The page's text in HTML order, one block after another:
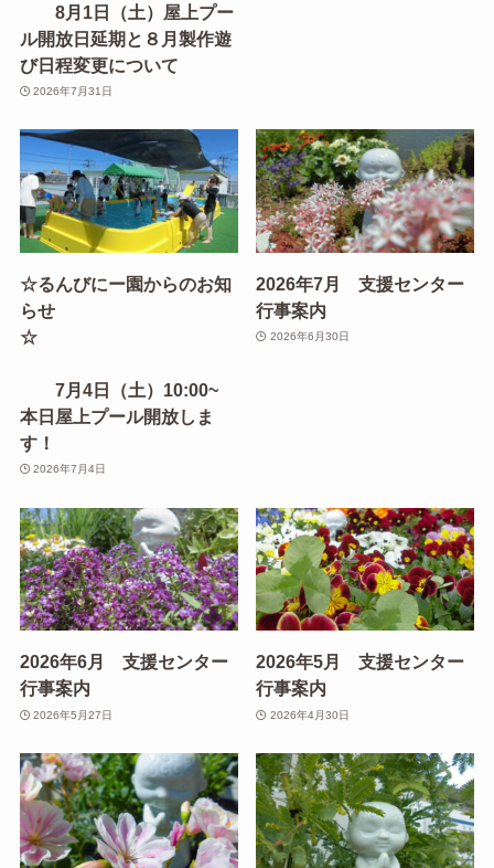
8月1日（土）屋上プー
ル開放日延期と８月製作遊
び日程変更について
2026年7月31日
☆るんびにー園からのお知
らせ
☆
7月4日（土）10:00~
本日屋上プール開放しま
す！
2026年7月4日
2026年7月 支援センター
行事案内
2026年6月30日
2026年6月 支援センター
行事案内
2026年5月27日
2026年5月 支援センター
行事案内
2026年4月30日